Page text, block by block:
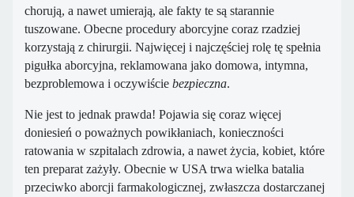
chorują, a nawet umierają, ale fakty te są starannie
tuszowane. Obecne procedury aborcyjne coraz rzadziej
korzystają z chirurgii. Najwięcej i najczęściej rolę tę spełnia
pigułka aborcyjna, reklamowana jako domowa, intymna,
bezproblemowa i oczywiście bezpieczna.
Nie jest to jednak prawda! Pojawia się coraz więcej
doniesień o poważnych powikłaniach, konieczności
ratowania w szpitalach zdrowia, a nawet życia, kobiet, które
ten preparat zażyły. Obecnie w USA trwa wielka batalia
przeciwko aborcji farmakologicznej, zwłaszcza dostarczanej